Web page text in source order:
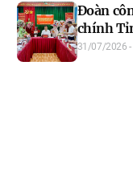
Đoàn
chính
với xã
Bắc Mê
31/07/2026 -